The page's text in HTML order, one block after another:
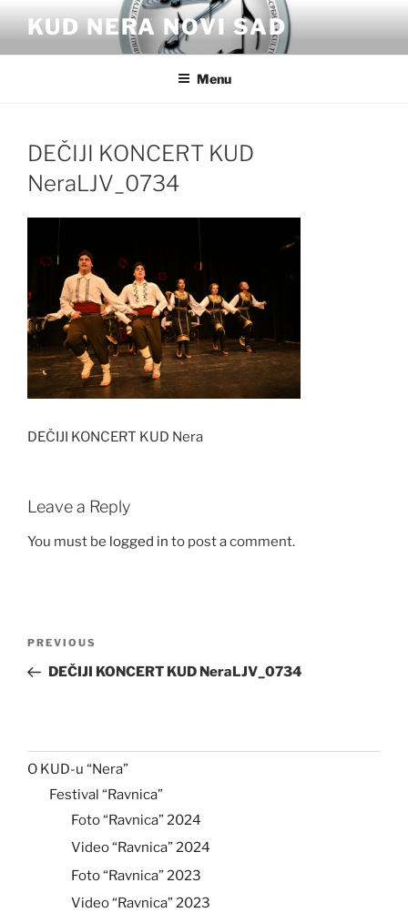
content
KUD NERA NOVI SAD
Menu
DEČIJI KONCERT KUD
NeraLJV_0734
DEČIJI KONCERT KUD Nera
Leave a Reply
You must be logged in to post a comment.
navigation
Previous
Post
PREVIOUS
DEČIJI KONCERT KUD NeraLJV_0734
O KUD-u “Nera”
Festival “Ravnica”
Foto “Ravnica” 2024
Video “Ravnica” 2024
Foto “Ravnica” 2023
Video “Ravnica” 2023